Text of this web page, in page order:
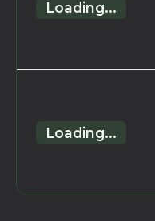
Loading...
Loading...